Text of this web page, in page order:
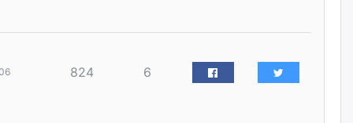
"Урьхан" Б.Чинбат гэж хүн
бизнес хамтрагчаа гүтгэж
824 6